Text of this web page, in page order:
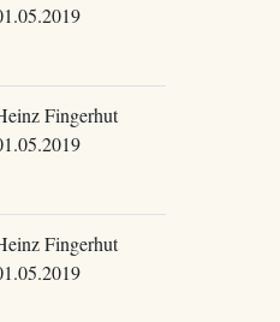
Fingerhut
Fingerhut